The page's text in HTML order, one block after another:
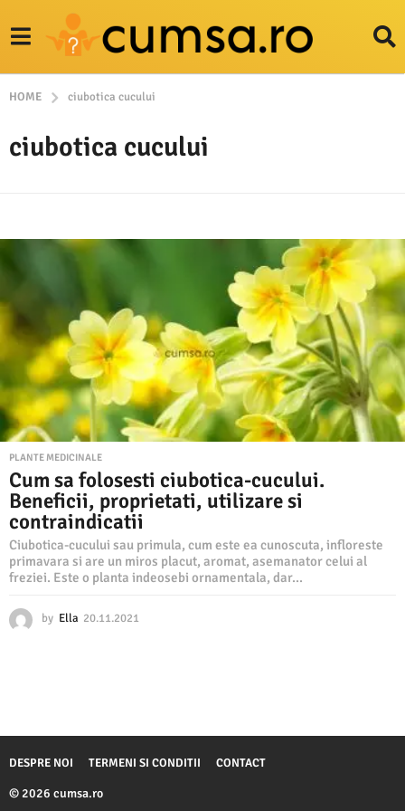
HOME ciubotica cucului
ciubotica cucului
PLANTE MEDICINALE
Cum sa folosesti ciubotica-cucului.
Beneficii, proprietati, utilizare si
contraindicatii
Ciubotica-cucului sau primula, cum este ea cunoscuta, infloreste
primavara si are un miros placut, aromat, asemanator celui al
freziei. Este o planta indeosebi ornamentala, dar...
by Ella 20.11.2021
0
2
DESPRE NOI TERMENI SI CONDITII CONTACT
© 2026 cumsa.ro